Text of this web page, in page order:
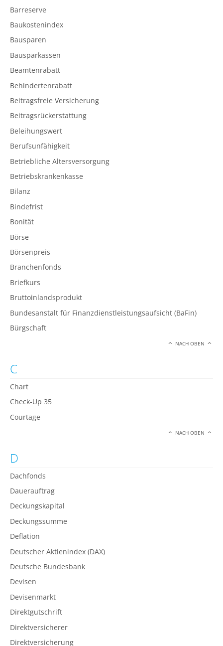
Barreserve
Baukostenindex
Bausparen
Bausparkassen
Beamtenrabatt
Behindertenrabatt
Beitragsfreie Versicherung
Beitragsrückerstattung
Beleihungswert
Berufsunfähigkeit
Betriebliche Altersversorgung
Betriebskrankenkasse
Bilanz
Bindefrist
Bonität
Börse
Börsenpreis
Branchenfonds
Briefkurs
Bruttoinlandsprodukt
Bundesanstalt für Finanzdienstleistungsaufsicht (BaFin)
Bürgschaft
NACH OBEN
C
Chart
Check-Up 35
Courtage
NACH OBEN
D
Dachfonds
Dauerauftrag
Deckungskapital
Deckungssumme
Deflation
Deutscher Aktienindex (DAX)
Deutsche Bundesbank
Devisen
Devisenmarkt
Direktgutschrift
Direktversicherer
Direktversicherung